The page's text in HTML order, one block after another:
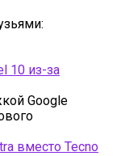
10 из-за
Google
вместо Tecno